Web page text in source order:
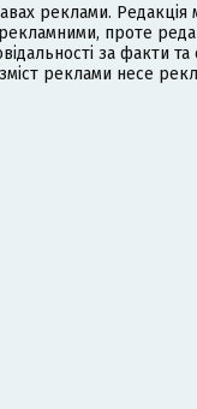
реклами. Редакція
проте
за факти та
реклами несе